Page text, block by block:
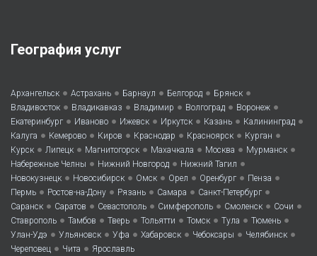
География услуг
Архангельск • Астрахань • Барнаул • Белгород • Брянск •
Владивосток • Владикавказ • Владимир • Волгоград • Воронеж •
Екатеринбург • Иваново • Ижевск • Иркутск • Казань • Калининград •
Калуга • Кемерово • Киров • Краснодар • Красноярск • Курган •
Курск • Липецк • Магнитогорск • Махачкала • Москва • Мурманск •
Набережные Челны • Нижний Новгород • Нижний Тагил •
Новокузнецк • Новосибирск • Омск • Орел • Оренбург • Пенза •
Пермь • Ростов-на-Дону • Рязань • Самара • Санкт-Петербург •
Саранск • Саратов • Севастополь • Симферополь • Смоленск • Сочи •
Ставрополь • Тамбов • Тверь • Тольятти • Томск • Тула • Тюмень •
Улан-Удэ • Ульяновск • Уфа • Хабаровск • Чебоксары • Челябинск •
Череповец • Чита • Ярославль